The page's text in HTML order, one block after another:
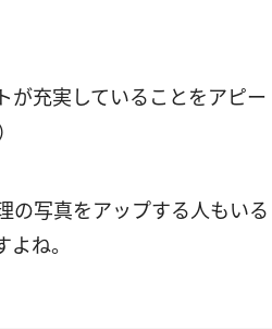
が充実していることをアピー
の写真をアップする人もいる
ね。